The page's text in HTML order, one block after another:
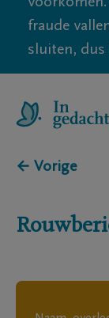
fraude
sluiten, dus
← Vorige